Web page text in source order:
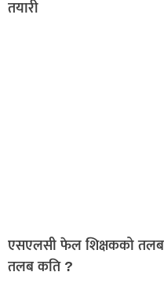
तयारी
एसएलसी फेल शिक्षकको तलब
तलब कति ?